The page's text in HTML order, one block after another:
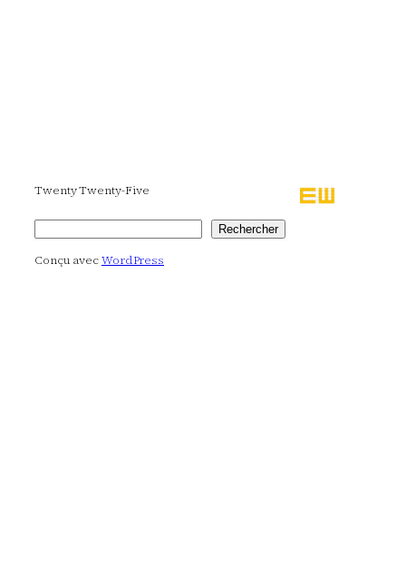
Twenty Twenty-Five
Rechercher Rechercher
Conçu avecWordPress